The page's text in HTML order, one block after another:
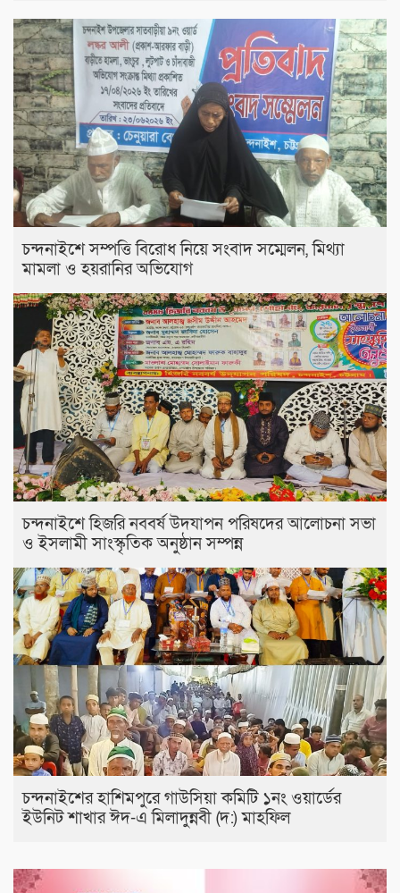
চন্দনাইশে সম্পত্তি বিরোধ নিয়ে সংবাদ সম্মেলন, মিথ্যা
মামলা ও হয়রানির অভিযোগ
চন্দনাইশে হিজরি নববর্ষ উদযাপন পরিষদের আলোচনা সভা
ও ইসলামী সাংস্কৃতিক অনুষ্ঠান সম্পন্ন
চন্দনাইশের হাশিমপুরে গাউসিয়া কমিটি ১নং ওয়ার্ডের
ইউনিট শাখার ঈদ-এ মিলাদুন্নবী (দ:) মাহফিল